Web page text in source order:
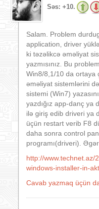
Səs: +10.
Salam. Problem
application, driver
ki təzəlikcə əməliyat
yazmısınız. Bu
Win8/8,1/10 da ortaya
əməliyat sistemlərini
sistemi (Win7)
yazdığız app-danç ya
ilə giriş edib driveri ya
üçün restart verib F8
daha sonra control
programı(driveri).
http://www.technet.az/
windows-installer-in-
Cavab yazmaq üçün